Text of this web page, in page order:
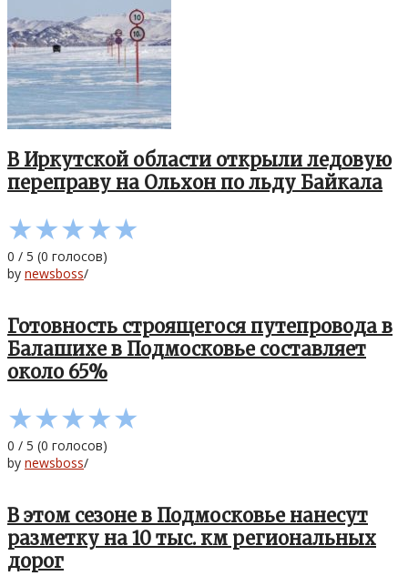
В Иркутской области открыли ледовую
переправу на Ольхон по льду Байкала
★★★★★
0 / 5 (0 голосов)
by newsboss/
Готовность строящегося путепровода в
Балашихе в Подмосковье составляет
около 65%
★★★★★
0 / 5 (0 голосов)
by newsboss/
В этом сезоне в Подмосковье нанесут
разметку на 10 тыс. км региональных
дорог